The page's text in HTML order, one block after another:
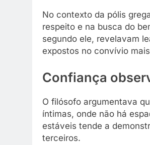
No contexto da pólis
respeito e na busca do
segundo ele, revelavam
expostos no convívio
Confiança
O filósofo argumentava
íntimas, onde não há
estáveis tende a
terceiros.